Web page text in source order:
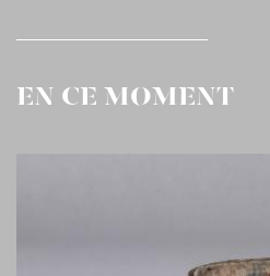
EN CE MOMENT